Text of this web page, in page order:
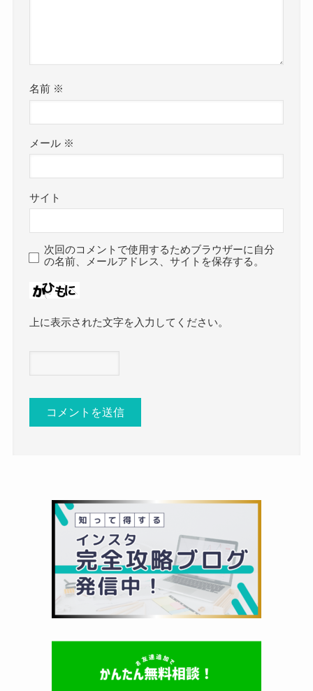
名前 ※
メール ※
サイト
次回のコメントで使用するためブラウザーに自分
の名前、メールアドレス、サイトを保存する。
上に表示された文字を入力してください。